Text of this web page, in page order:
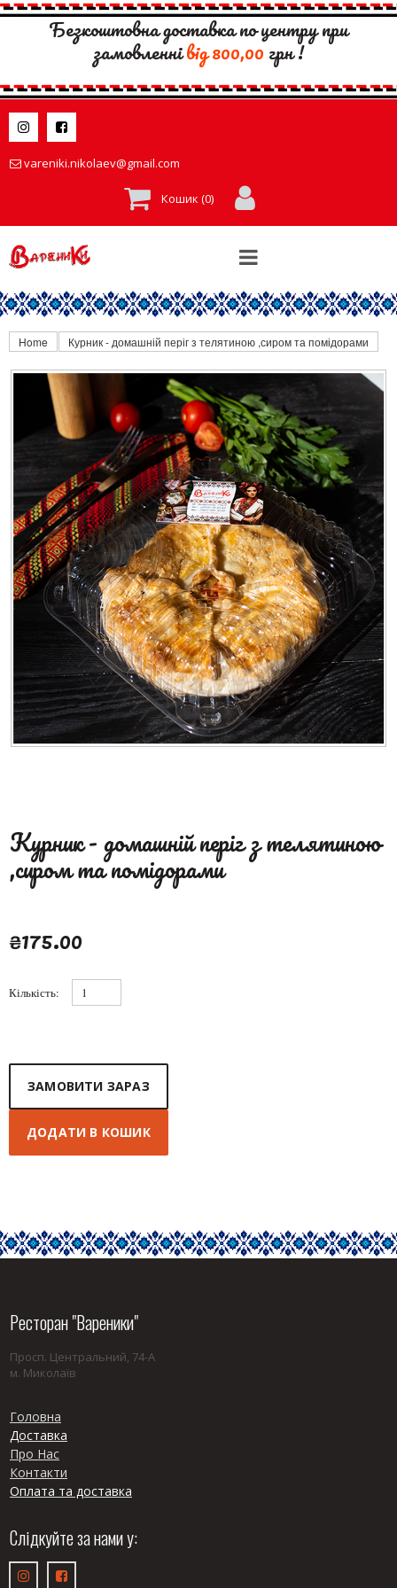
Безкоштовна доставка по центру при
замовленнівiд 800,00грн !
 
 vareniki.nikolaev@gmail.com
Кошик (0)
Home Курник - домашній періг з телятиною ,сиром та помідорами
Курник - домашній періг з телятиною
,сиром та помідорами
₴175.00
Кількість:
ЗАМОВИТИ ЗАРАЗ
ДОДАТИ В КОШИК
Ресторан "Вареники"
Просп. Центральний, 74-А
м. Миколаїв
Головна
Доставка
Про Нас
Контакти
Оплата та доставка
Слідкуйте за нами у:
 